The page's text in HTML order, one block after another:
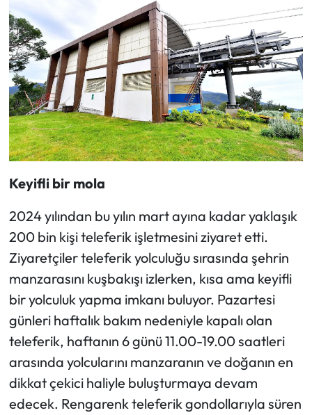
Keyifli bir mola
2024 yılından bu yılın mart ayına kadar yaklaşık
200 bin kişi teleferik işletmesini ziyaret etti.
Ziyaretçiler teleferik yolculuğu sırasında şehrin
manzarasını kuşbakışı izlerken, kısa ama keyifli
bir yolculuk yapma imkanı buluyor. Pazartesi
günleri haftalık bakım nedeniyle kapalı olan
teleferik, haftanın 6 günü 11.00-19.00 saatleri
arasında yolcularını manzaranın ve doğanın en
dikkat çekici haliyle buluşturmaya devam
edecek. Rengarenk teleferik gondollarıyla süren